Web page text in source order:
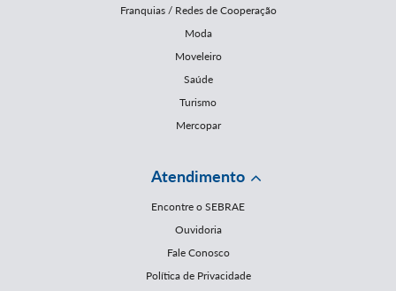
Franquias / Redes de Cooperação
Moda
Moveleiro
Saúde
Turismo
Mercopar
Atendimento
Encontre o SEBRAE
Ouvidoria
Fale Conosco
Política de Privacidade